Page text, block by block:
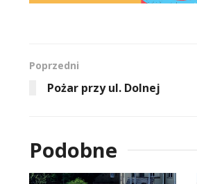
Poprzedni
Pożar przy ul. Dolnej
Podobne